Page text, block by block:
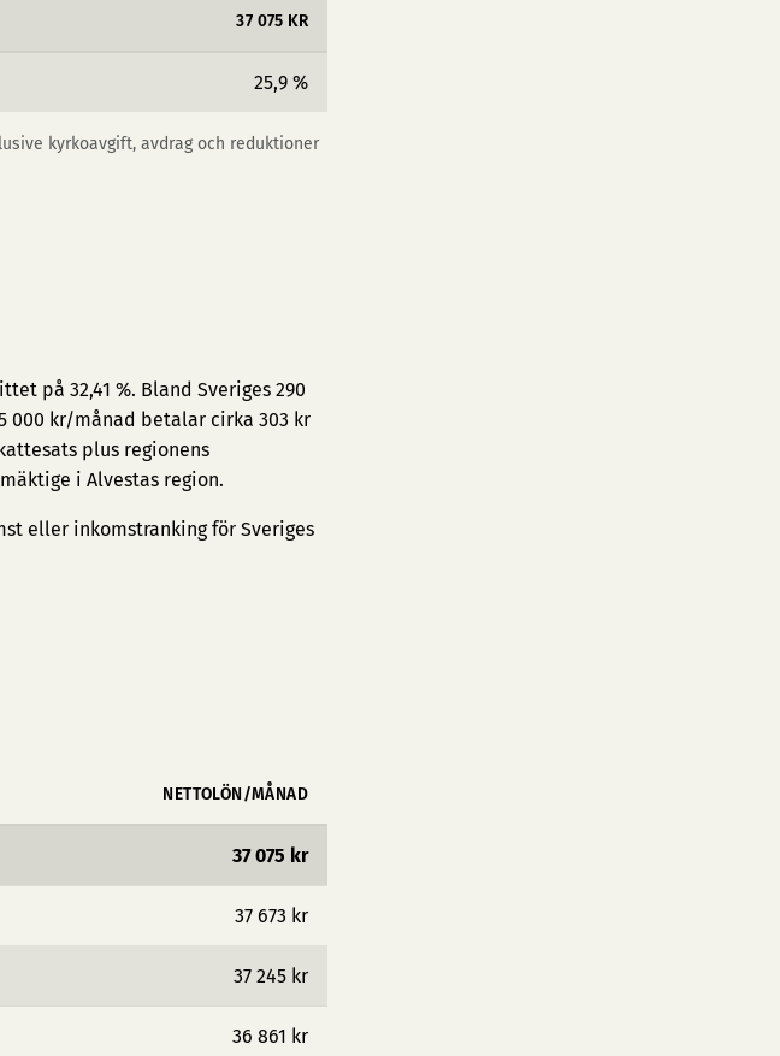
37 075 KR
25,9 %
kyrkoavgift, avdrag och reduktioner
på 32,41 %. Bland Sveriges 290
000 kr/månad betalar cirka 303 kr
plus regionens
i Alvestas region.
eller inkomstranking för Sveriges
NETTOLÖN/MÅNAD
37 075 kr
37 673 kr
37 245 kr
36 861 kr